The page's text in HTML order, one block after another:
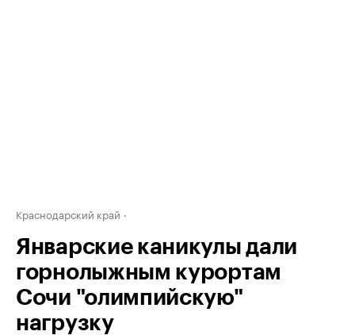
Краснодарский край
Январские каникулы дали
горнолыжным курортам
Сочи "олимпийскую"
нагрузку